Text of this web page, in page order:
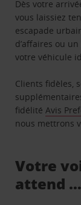
Dès votre
vous laissiez
escapade
d’affaires ou
votre véhicule
Clients fidèles,
fidélitéAvis
nous mettrons
Votre
attend